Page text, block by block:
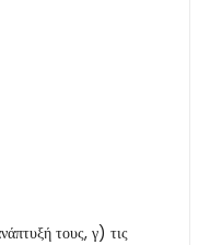
τους, γ) τις